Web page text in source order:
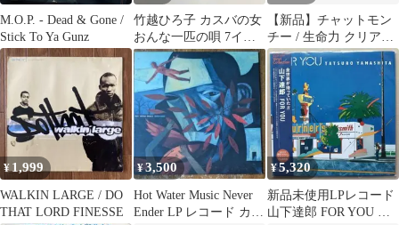
M.O.P. - Dead & Gone /
Stick To Ya Gunz
竹越ひろ子 カスバの女
おんな一匹の唄 7イン
チレコード3-2
【新品】チャットモン
チー / 生命力 クリアヴ
ァイナル
¥ 1,999
WALKIN LARGE / DO
THAT LORD FINESSE
¥3,500
Hot Water Music Never
Ender LP レコード カラ
¥5,320
新品未使用LPレコード
山下達郎 FOR YOU 完